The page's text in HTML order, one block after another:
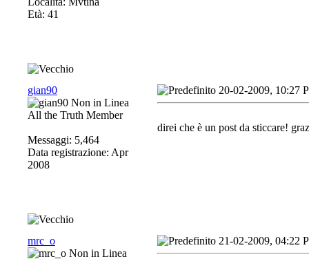
Età: 41
gian90
All the Truth Member
Messaggi: 5,464
Data registrazione: Apr
2008
20-02-2009, 10:27
direi che è un post da sticcare!
mrc_o 21-02-2009, 04:22